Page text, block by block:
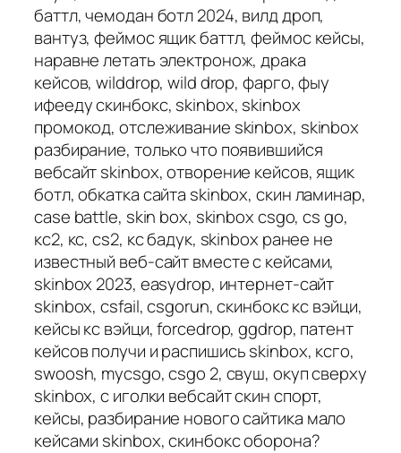
баттл, чемодан ботл 2024, вилд дроп,
вантуз, феймос ящик баттл, феймос кейсы,
наравне летать электронож, драка
кейсов, wilddrop, wild drop, фарго, фыу
ифееду скинбокс, skinbox, skinbox
промокод, отслеживание skinbox, skinbox
разбирание, только что появившийся
вебсайт skinbox, отворение кейсов, ящик
ботл, обкатка сайта skinbox, скин ламинар,
case battle, skin box, skinbox csgo, cs go,
кс2, кс, cs2, кс бадук, skinbox ранее не
известный веб-сайт вместе с кейсами,
skinbox 2023, easydrop, интернет-сайт
skinbox, csfail, csgorun, скинбокс кс вэйци,
кейсы кс вэйци, forcedrop, ggdrop, патент
кейсов получи и распишись skinbox, ксго,
swoosh, mycsgo, csgo 2, свуш, окуп сверху
skinbox, с иголки вебсайт скин спорт,
кейсы, разбирание нового сайтика мало
кейсами skinbox, скинбокс оборона?